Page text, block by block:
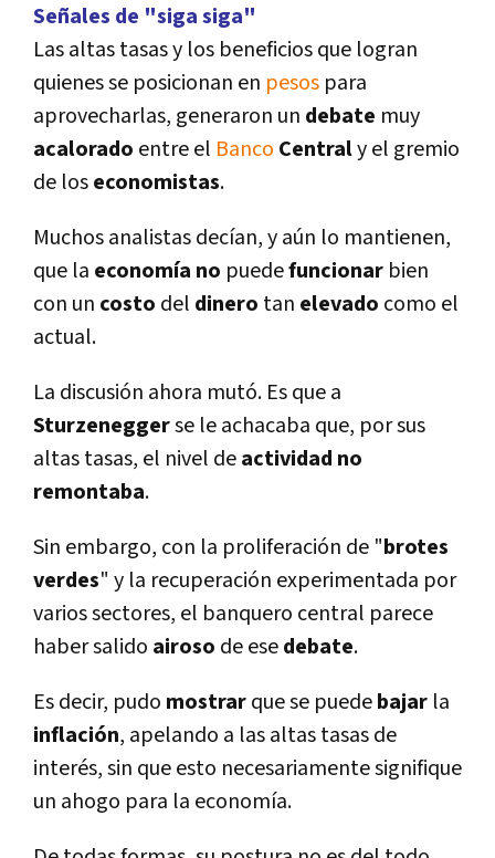
Señales de "siga siga"
Las altas tasas y los beneficios que logran
quienes se posicionan en pesos para
aprovecharlas, generaron un debate muy
acalorado entre el Banco Centraly el gremio
de loseconomistas.
Muchos analistas decí­an, y aún lo mantienen,
que la economí­a no puedefuncionar bien
con un costo del dinero tan elevado como el
actual.
La discusión ahora mutó. Es que a
Sturzeneggerse le achacaba que, por sus
altas tasas, el nivel deactividad no
remontaba.
Sin embargo, con la proliferación de "brotes
verdes" y la recuperación experimentada por
varios sectores, el banquero central parece
haber salido airoso de esedebate.
Es decir, pudo mostrarque se puedebajar la
inflación, apelando a las altas tasas de
interés, sin que esto necesariamente signifique
un ahogo para la economí­a.